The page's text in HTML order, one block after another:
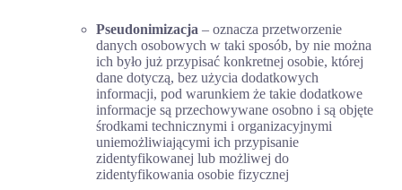
Pseudonimizacja – oznacza przetworzenie
danych osobowych w taki sposób, by nie można
ich było już przypisać konkretnej osobie, której
dane dotyczą, bez użycia dodatkowych
informacji, pod warunkiem że takie dodatkowe
informacje są przechowywane osobno i są objęte
środkami technicznymi i organizacyjnymi
uniemożliwiającymi ich przypisanie
zidentyfikowanej lub możliwej do
zidentyfikowania osobie fizycznej